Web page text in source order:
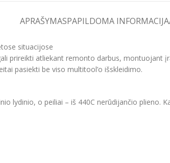
APRAŠYMASPAPILDOMA INFORMACIJA
situacijose
prireikti atliekant remonto darbus, montuojant
pasiekti be viso multitool’o išskleidimo.
lydinio, o peiliai – iš 440C nerūdijančio plieno.